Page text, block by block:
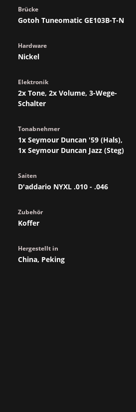
Brücke
Gotoh Tuneomatic GE103B-T-N
Hardware
Nickel
Elektronik
2x Tone, 2x Volume, 3-Wege-
Schalter
Tonabnehmer
1x Seymour Duncan '59 (Hals),
1x Seymour Duncan Jazz (Steg)
Saiten
D'addario NYXL .010 - .046
Zubehör
Koffer
Hergestellt in
China, Peking